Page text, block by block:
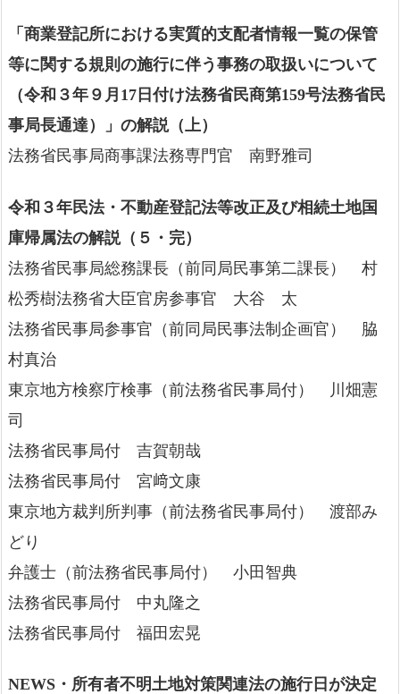
「商業登記所における実質的支配者情報一覧の保管
等に関する規則の施行に伴う事務の取扱いについて
（令和３年９月17日付け法務省民商第159号法務省民
事局長通達）」の解説（上）
法務省民事局商事課法務専門官 南野雅司
令和３年民法・不動産登記法等改正及び相続土地国
庫帰属法の解説（５・完）
法務省民事局総務課長（前同局民事第二課長） 村
松秀樹法務省大臣官房参事官 大谷 太
法務省民事局参事官（前同局民事法制企画官） 脇
村真治
東京地方検察庁検事（前法務省民事局付） 川畑憲
司
法務省民事局付 吉賀朝哉
法務省民事局付 宮﨑文康
東京地方裁判所判事（前法務省民事局付） 渡部み
どり
弁護士（前法務省民事局付） 小田智典
法務省民事局付 中丸隆之
法務省民事局付 福田宏晃
NEWS・所有者不明土地対策関連法の施行日が決定